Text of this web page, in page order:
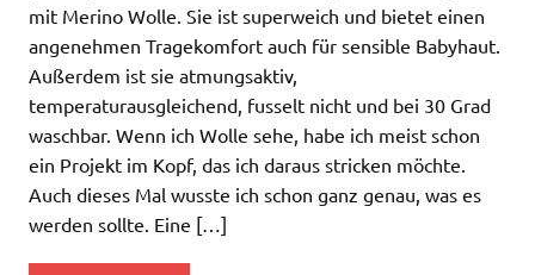
mit Merino Wolle. Sie ist superweich und bietet einen
angenehmen Tragekomfort auch für sensible Babyhaut.
Außerdem ist sie atmungsaktiv,
temperaturausgleichend, fusselt nicht und bei 30 Grad
waschbar. Wenn ich Wolle sehe, habe ich meist schon
ein Projekt im Kopf, das ich daraus stricken möchte.
Auch dieses Mal wusste ich schon ganz genau, was es
werden sollte. Eine […]